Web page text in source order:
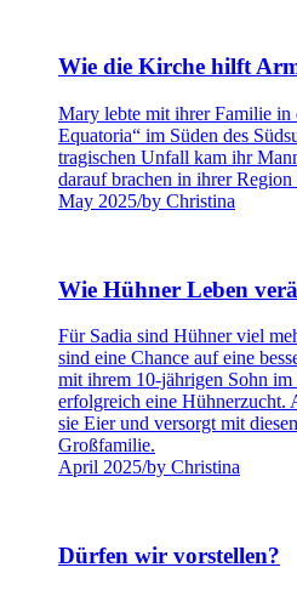
Wie die Kirche hilft
Mary lebte mit ihrer Familie in
Equatoria“ im Süden des
tragischen Unfall kam ihr
darauf brachen in ihrer
May 2025/by Christina
Wie Hühner Leben
Für Sadia sind Hühner viel
sind eine Chance auf eine
mit ihrem 10-jährigen Sohn im
erfolgreich eine Hühnerzucht.
sie Eier und versorgt mit
Großfamilie.
April 2025/by Christina
Dürfen wir vorstellen?